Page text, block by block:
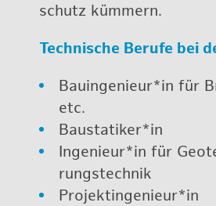
schutz küm­mern.
Tech­ni­sche Be­ru­fe bei
Bau­in­ge­nieur*in für
etc.
Bau­sta­ti­ker*in
In­ge­nieur*in für
rungs­tech­nik
Pro­jekt­in­ge­nieur*in